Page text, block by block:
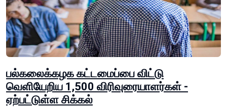
பல்கலைக்கழக கட்டமைப்பை விட்டு
வெளியேறிய 1,500 விரிவுரையாளர்கள் -
ஏற்பட்டுள்ள சிக்கல்